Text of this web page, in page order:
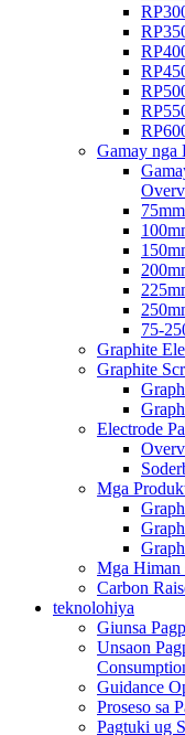
Gamay nga
75-
Graphite
Graphite
Electrode
Mga
Mga Himan
Carbon
teknolohiya
Giunsa
Unsaon
Guidance
Proseso sa
Pagtuki ug